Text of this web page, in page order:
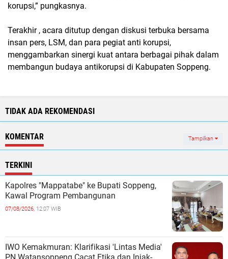
korupsi,” pungkasnya.
Terakhir , acara ditutup dengan diskusi terbuka bersama
insan pers, LSM, dan para pegiat anti korupsi,
menggambarkan sinergi kuat antara berbagai pihak dalam
membangun budaya antikorupsi di Kabupaten Soppeng.
TIDAK ADA REKOMENDASI
KOMENTAR Tampilkan
TERKINI
Kapolres "Mappatabe" ke Bupati Soppeng,
Kawal Program Pembangunan ‎ ‎
07/08/2026, 12:07 WIB
IWO Kemakmuran: Klarifikasi 'Lintas Media'